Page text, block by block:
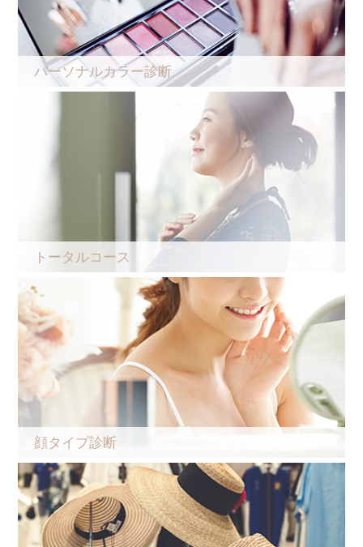
パーソナルカラー診断
トータルコース
顔タイプ診断